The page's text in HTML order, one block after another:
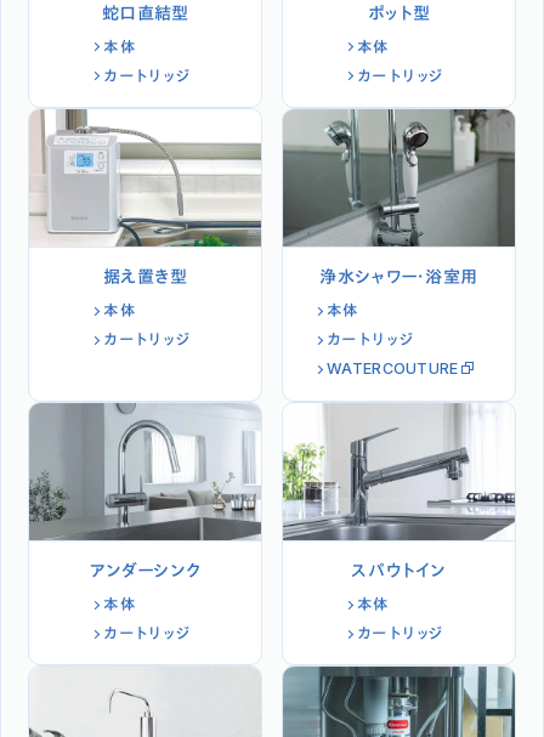
蛇口直結型
本体
カートリッジ
ポット型
本体
カートリッジ
据え置き型
本体
カートリッジ
浄水シャワー・浴室用
本体
カートリッジ
WATERCOUTURE
アンダーシンク
本体
カートリッジ
スパウトイン
本体
カートリッジ